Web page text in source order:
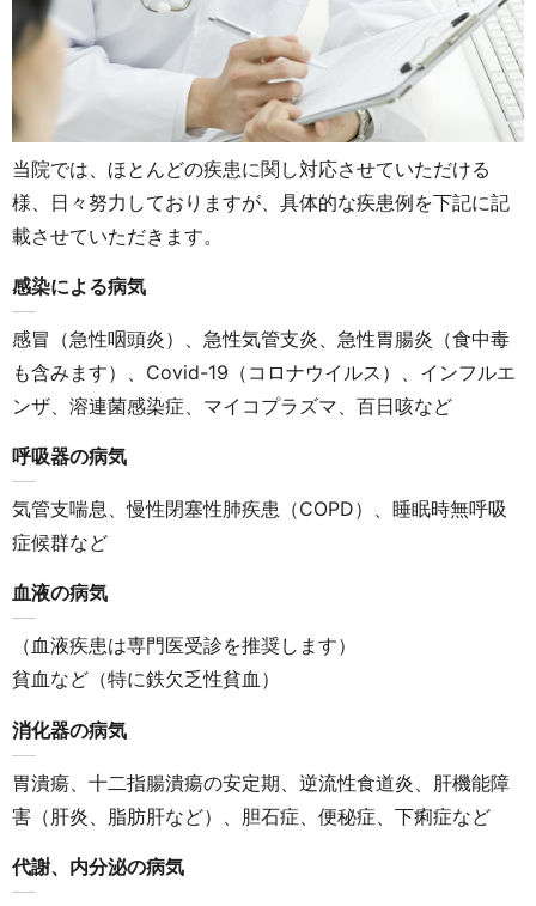
当院では、ほとんどの疾患に関し対応させていただける
様、日々努力しておりますが、具体的な疾患例を下記に記
載させていただきます。
感染による病気
感冒（急性咽頭炎）、急性気管支炎、急性胃腸炎（食中毒
も含みます）、Covid-19（コロナウイルス）、インフルエ
ンザ、溶連菌感染症、マイコプラズマ、百日咳など
呼吸器の病気
気管支喘息、慢性閉塞性肺疾患（COPD）、睡眠時無呼吸
症候群など
血液の病気
（血液疾患は専門医受診を推奨します）
貧血など（特に鉄欠乏性貧血）
消化器の病気
胃潰瘍、十二指腸潰瘍の安定期、逆流性食道炎、肝機能障
害（肝炎、脂肪肝など）、胆石症、便秘症、下痢症など
代謝、内分泌の病気